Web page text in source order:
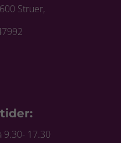
Struer,
9.30- 17.30